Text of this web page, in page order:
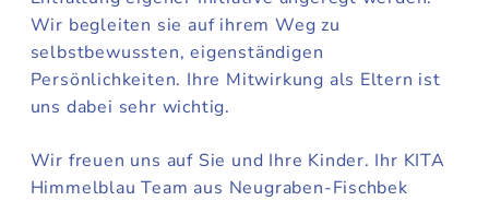
Wir begleiten sie auf ihrem Weg zu
selbstbewussten, eigenständigen
Persönlichkeiten. Ihre Mitwirkung als Eltern ist
uns dabei sehr wichtig.
Wir freuen uns auf Sie und Ihre Kinder. Ihr KITA
Himmelblau Team aus Neugraben-Fischbek